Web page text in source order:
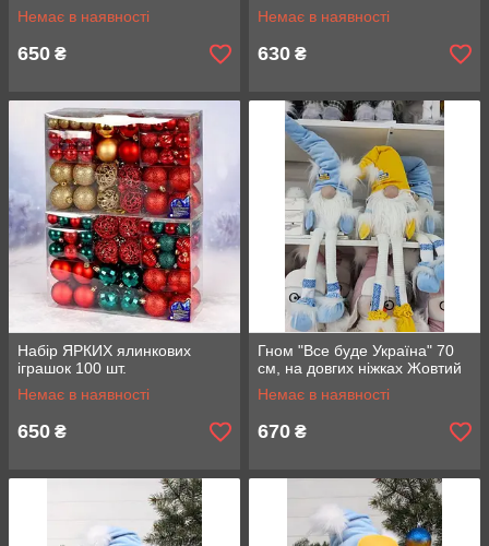
Немає в наявності
650 ₴
Немає в наявності
630 ₴
Набір ЯРКИХ ялинкових
іграшок 100 шт.
Немає в наявності
650 ₴
Гном "Все буде Україна" 70
см, на довгих ніжках Жовтий
Немає в наявності
670 ₴